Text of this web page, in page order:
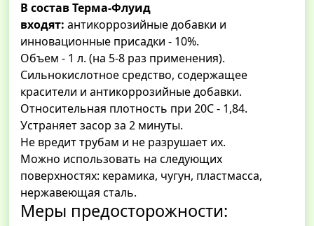
В состав Терма-Флуид
входят: антикоррозийные добавки и
инновационные присадки - 10%.
Объем - 1 л. (на 5-8 раз применения).
Сильнокислотное средство, содержащее
красители и антикоррозийные добавки.
Относительная плотность при 20С - 1,84.
Устраняет засор за 2 минуты.
Не вредит трубам и не разрушает их.
Можно использовать на следующих
поверхностях: керамика, чугун, пластмасса,
нержавеющая сталь.
Меры предосторожности: